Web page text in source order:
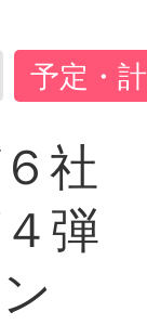
予定・
社
４弾